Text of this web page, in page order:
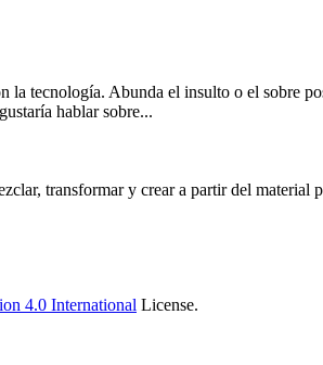
tecnología. Abunda el insulto o el sobre
hablar sobre...
transformar y crear a partir del
4.0 International License.